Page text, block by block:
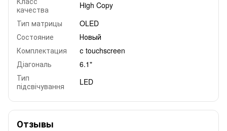
качества
High Copy
Тип матрицы
OLED
Состояние
Новый
Комплектация
с touchscreen
Діагональ
6.1"
Тип
підсвічування
LED
Отзывы